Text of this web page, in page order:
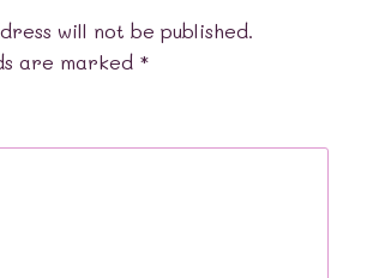
will not be published.
are marked *